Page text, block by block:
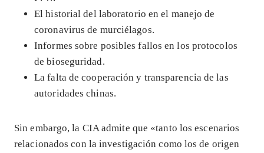
El historial del laboratorio en el manejo de
coronavirus de murciélagos.
Informes sobre posibles fallos en los protocolos
de bioseguridad.
La falta de cooperación y transparencia de las
autoridades chinas.
Sin embargo, la CIA admite que «tanto los escenarios
relacionados con la investigación como los de origen